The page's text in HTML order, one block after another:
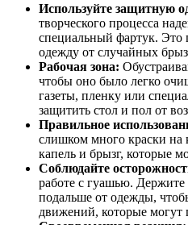
Используйте защитную
творческого процесса
специальный фартук.
одежду от случайных
Рабочая зона:
чтобы оно было легко
газеты, пленку или
защитить стол и пол от
Правильное
слишком много краски на
капель и брызг, которые
Соблюдайте
работе с гуашью.
подальше от одежды,
движений, которые могут